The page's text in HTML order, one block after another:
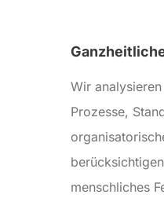
Wir analysieren
Prozesse,
menschliches